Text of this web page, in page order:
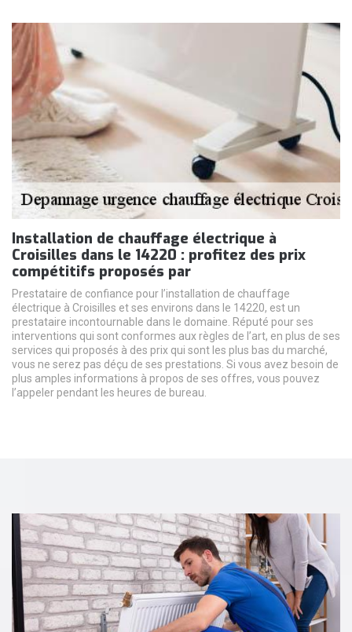
Installation de chauffage électrique à
Croisilles dans le 14220 : profitez des prix
compétitifs proposés par
Prestataire de confiance pour l’installation de chauffage
électrique à Croisilles et ses environs dans le 14220, est un
prestataire incontournable dans le domaine. Réputé pour ses
interventions qui sont conformes aux règles de l’art, en plus de ses
services qui proposés à des prix qui sont les plus bas du marché,
vous ne serez pas déçu de ses prestations. Si vous avez besoin de
plus amples informations à propos de ses offres, vous pouvez
l’appeler pendant les heures de bureau.